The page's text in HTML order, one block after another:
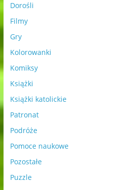
Dorośli
Filmy
Gry
Kolorowanki
Komiksy
Książki
Książki katolickie
Patronat
Podróże
Pomoce naukowe
Pozostałe
Puzzle